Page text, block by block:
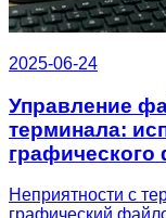
2025-06-24
Управление
терминала:
Неприятности с